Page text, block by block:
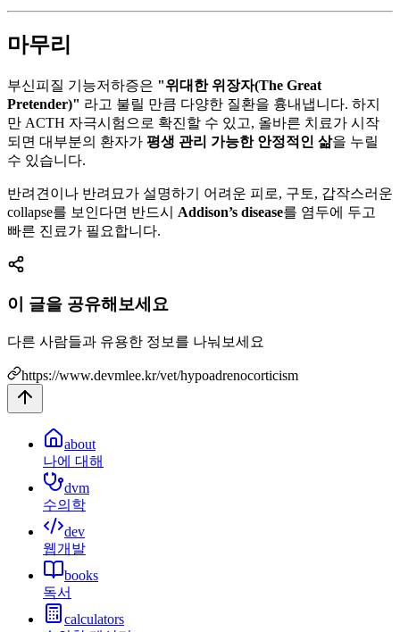
마무리
부신피질 기능저하증은 "위대한 위장자(The Great
Pretender)" 라고 불릴 만큼 다양한 질환을 흉내냅니다. 하지
만 ACTH 자극시험으로 확진할 수 있고, 올바른 치료가 시작
되면 대부분의 환자가 평생 관리 가능한 안정적인 삶을 누릴
수 있습니다.
반려견이나 반려묘가 설명하기 어려운 피로, 구토, 갑작스러운
collapse를 보인다면 반드시 Addison’s disease를 염두에 두고
빠른 진료가 필요합니다.
이 글을 공유해보세요
다른 사람들과 유용한 정보를 나눠보세요
https://www.devmlee.kr/vet/hypoadrenocorticism
about
나에 대해
dvm
수의학
dev
웹개발
books
독서
calculators